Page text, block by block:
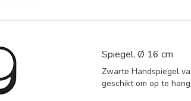
Spiegel, Ø 16 cm
Zwarte Handspiegel
geschikt om op te